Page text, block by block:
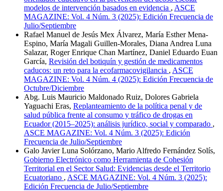
modelos de intervención basados en evidencia , ASCE
MAGAZINE: Vol. 4 Núm. 3 (2025): Edición Frecuencia de
Julio/Septiembre
Rafael Manuel de Jesús Mex Álvarez, María Esther Mena-
Espino, María Magali Guillen-Morales, Diana Andrea Luna
Salazar, Roger Enrique Chan Martínez, Daniel Eduardo Euan
García, Revisión del botiquín y gestión de medicamentos
caducos: un reto para la ecofarmacovigilancia , ASCE
MAGAZINE: Vol. 4 Núm. 4 (2025): Edición Frecuencia de
Octubre/Diciembre
Abg. Luis Mauricio Maldonado Ruiz, Dolores Gabriela
Yaguachi Eras, Replanteamiento de la política penal y de
salud pública frente al consumo y tráfico de drogas en
Ecuador (2015–2025): análisis jurídico, social y comparado ,
ASCE MAGAZINE: Vol. 4 Núm. 3 (2025): Edición
Frecuencia de Julio/Septiembre
Galo Javier Luna Solórzano, Mario Alfredo Fernández Solís,
Gobierno Electrónico como Herramienta de Cohesión
Territorial en el Sector Salud: Evidencias desde el Territorio
Ecuatoriano , ASCE MAGAZINE: Vol. 4 Núm. 3 (2025):
Edición Frecuencia de Julio/Septiembre